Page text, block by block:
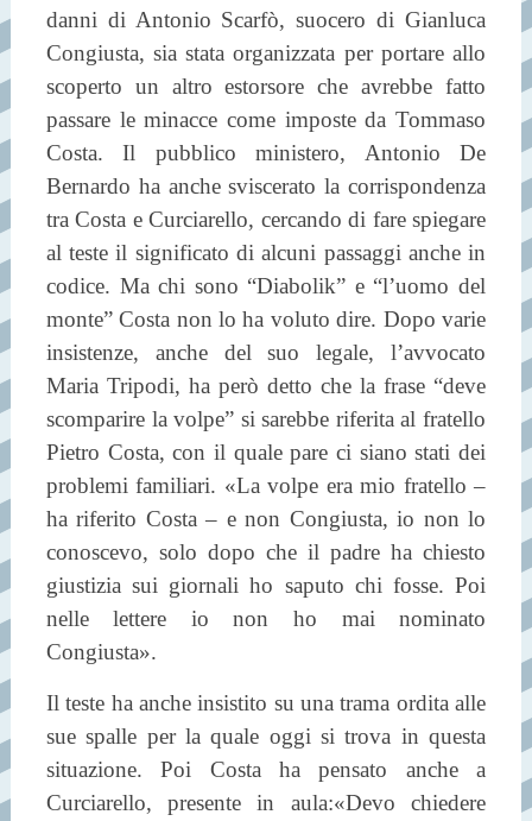
danni di Antonio Scarfò, suocero di Gianluca
Congiusta, sia stata organizzata per portare allo
scoperto un altro estorsore che avrebbe fatto
passare le minacce come imposte da Tommaso
Costa. Il pubblico ministero, Antonio De
Bernardo ha anche sviscerato la corrispondenza
tra Costa e Curciarello, cercando di fare spiegare
al teste il significato di alcuni passaggi anche in
codice. Ma chi sono “Diabolik” e “l’uomo del
monte” Costa non lo ha voluto dire. Dopo varie
insistenze, anche del suo legale, l’avvocato
Maria Tripodi, ha però detto che la frase “deve
scomparire la volpe” si sarebbe riferita al fratello
Pietro Costa, con il quale pare ci siano stati dei
problemi familiari. «La volpe era mio fratello –
ha riferito Costa – e non Congiusta, io non lo
conoscevo, solo dopo che il padre ha chiesto
giustizia sui giornali ho saputo chi fosse. Poi
nelle lettere io non ho mai nominato
Congiusta».
Il teste ha anche insistito su una trama ordita alle
sue spalle per la quale oggi si trova in questa
situazione. Poi Costa ha pensato anche a
Curciarello, presente in aula:«Devo chiedere